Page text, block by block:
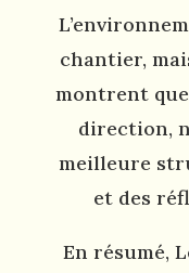
chantier,
montrent
direction,
meilleure
et des
En résumé,